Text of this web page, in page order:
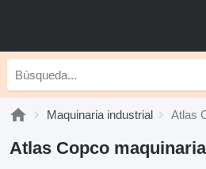
Maquinaria industrial Atlas
Atlas Copco